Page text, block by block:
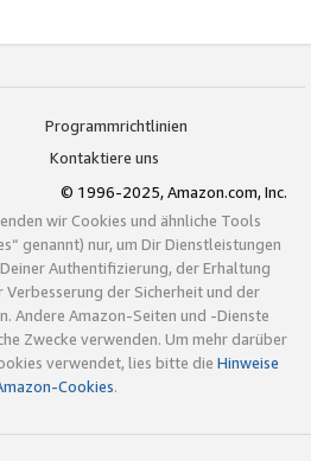
Programmrichtlinien
Kontaktiere uns
© 1996-2025, Amazon.com, Inc.
wir Cookies und ähnliche Tools
genannt) nur, um Dir Dienstleistungen
Authentifizierung, der Erhaltung
Verbesserung der Sicherheit und der
Andere Amazon-Seiten und -Dienste
Zwecke verwenden. Um mehr darüber
verwendet, lies bitte die Hinweise
Cookies.